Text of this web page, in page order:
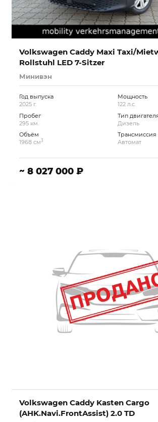
Volkswagen Caddy Maxi Taxi/
Rollstuhl LED 7-Sitzer
Минивэн
Год выпуска
2025 г.
Пробег
295 км.
Объём
1968 см3
Мощность
122 л.с.
Тип
Дизель
Трансмиссия
Автомат
~ 8 027 000 ₽
Volkswagen Caddy Kasten Cargo
(AHK.Navi.FrontAssist) 2.0 TD